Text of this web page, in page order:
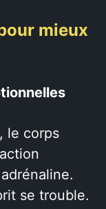
mieux
le corps
se trouble.